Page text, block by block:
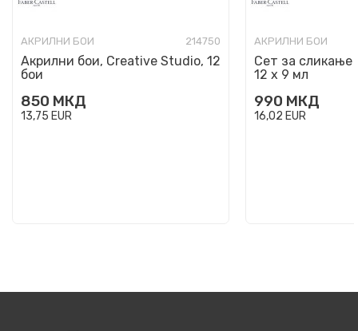
АКРИЛНИ БОИ 214750
Акрилни бои, Creative Studio, 12
бои
850 МКД
13,75 EUR
АКРИЛНИ БОИ
Сет за сликање
12 х 9 мл
990 МКД
16,02 EUR